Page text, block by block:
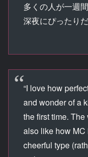
多くの人が一週
深夜にぴったりだ
“I love how
and wonder of a
the first time. The
also like how
cheerful type